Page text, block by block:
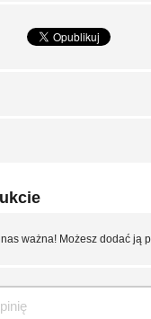
ważna! Możesz dodać ją